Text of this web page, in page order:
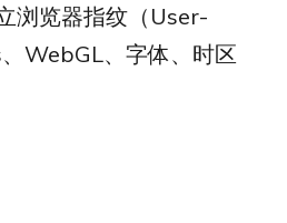
浏览器指纹（User-
WebGL、字体、时区